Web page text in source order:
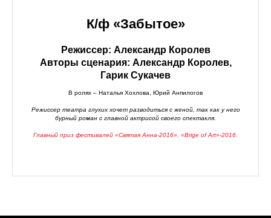
К/ф «Забытое»
Режиссер: Александр Королев
Авторы сценария: Александр Королев,
Гарик Сукачев
В ролях – Наталья Хохлова, Юрий Анпилогов
Режиссер театра глухих хочет разводиться с женой, так как у него
бурный роман с главной актрисой своего спектакля.
Главный приз фестивалей «Святая Анна-2016», «Brige of Art»-2016.